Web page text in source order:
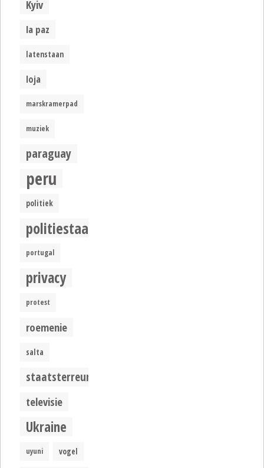
Kyiv
la paz
latenstaan
loja
marskramerpad
muziek
paraguay
peru
politiek
politiestaat
portugal
privacy
protest
roemenie
salta
staatsterreur
televisie
Ukraine
uyuni vogel